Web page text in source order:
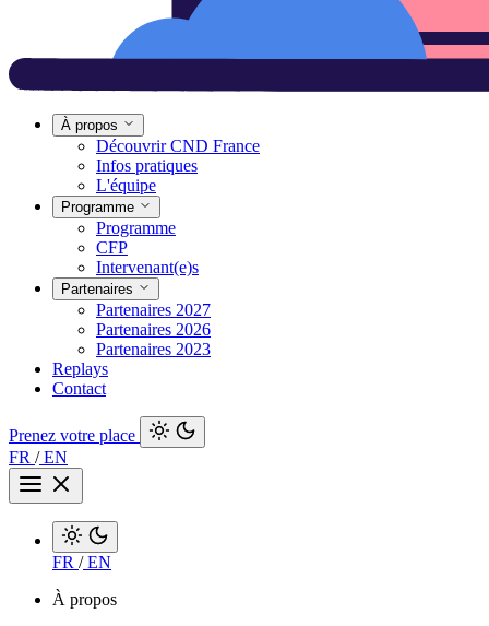
À propos
Découvrir CND France
Infos pratiques
L'équipe
Programme
Programme
CFP
Intervenant(e)s
Partenaires
Partenaires 2027
Partenaires 2026
Partenaires 2023
Replays
Contact
Prenez votre place
FR /EN
FR /EN
À propos